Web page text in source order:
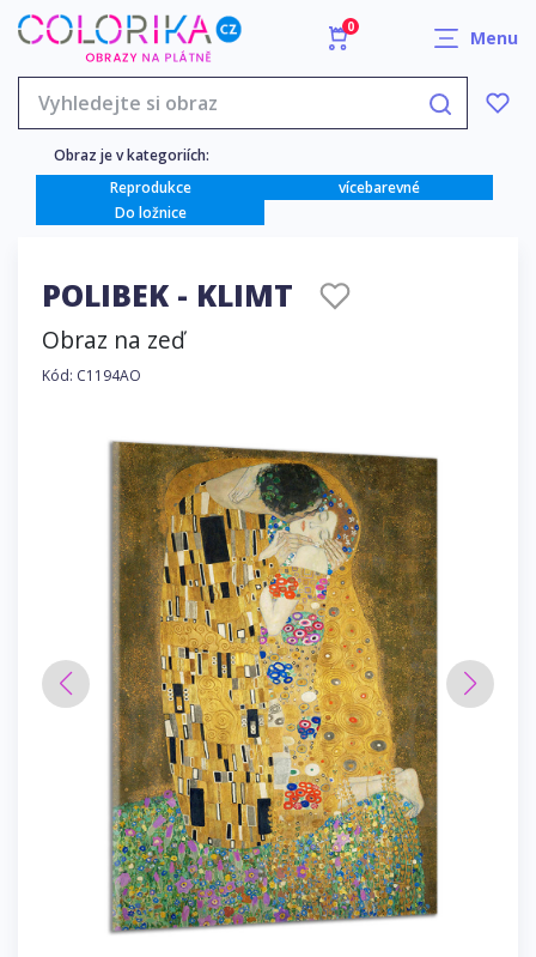
0 Menu
Obraz je v kategoriích:
Reprodukce
vícebarevné
Do ložnice
POLIBEK - KLIMT
Obraz na zeď
Kód: C1194AO